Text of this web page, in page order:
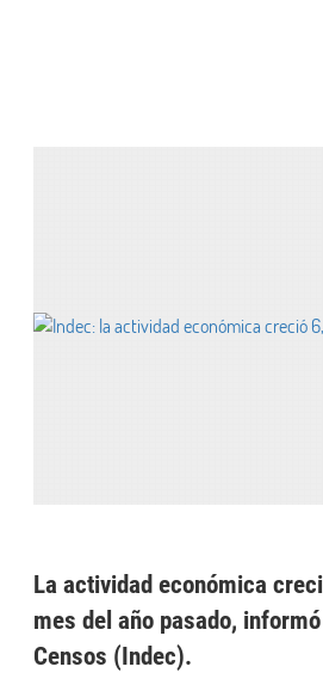
La actividad económica
mes del año pasado,
Censos (Indec).